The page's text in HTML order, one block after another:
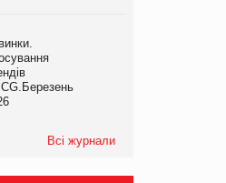
Всі журнали